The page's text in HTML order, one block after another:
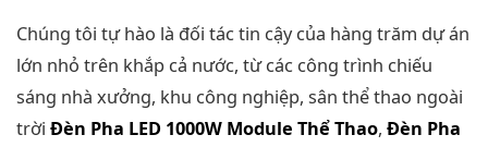
Chúng tôi tự hào là đối tác tin cậy của hàng trăm dự án
lớn nhỏ trên khắp cả nước, từ các công trình chiếu
sáng nhà xưởng, khu công nghiệp, sân thể thao ngoài
trời Đèn Pha LED 1000W Module Thể Thao, Đèn Pha